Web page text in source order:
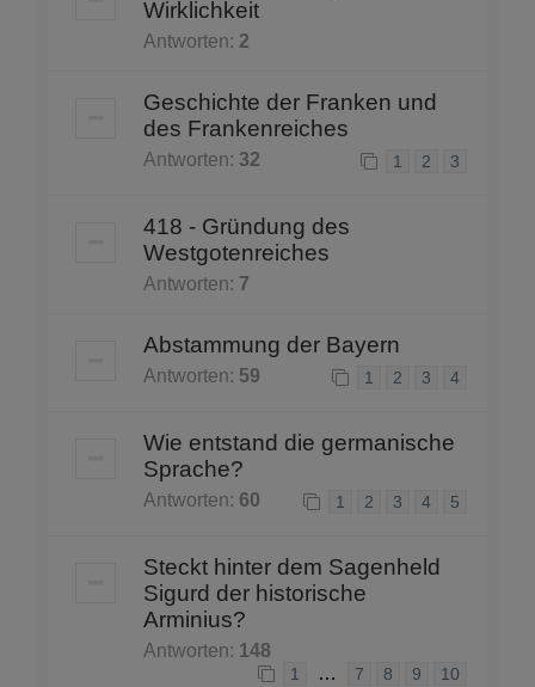
Wirklichkeit
Antworten: 2
Geschichte der Franken und
des Frankenreiches
Antworten: 32 1 2 3
418 - Gründung des
Westgotenreiches
Antworten: 7
Abstammung der Bayern
Antworten: 59 1 2 3 4
Wie entstand die germanische
Sprache?
Antworten: 60 1 2 3 4 5
Steckt hinter dem Sagenheld
Sigurd der historische
Arminius?
Antworten: 148
1 … 7 8 9 10